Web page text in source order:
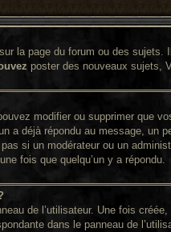
la page du forum ou des
poster des nouveaux sujets,
modifier ou supprimer que
a déjà répondu au message, un
pas si un modérateur ou un
fois que quelqu’un y a répondu.
de l’utilisateur. Une fois
dans le panneau de